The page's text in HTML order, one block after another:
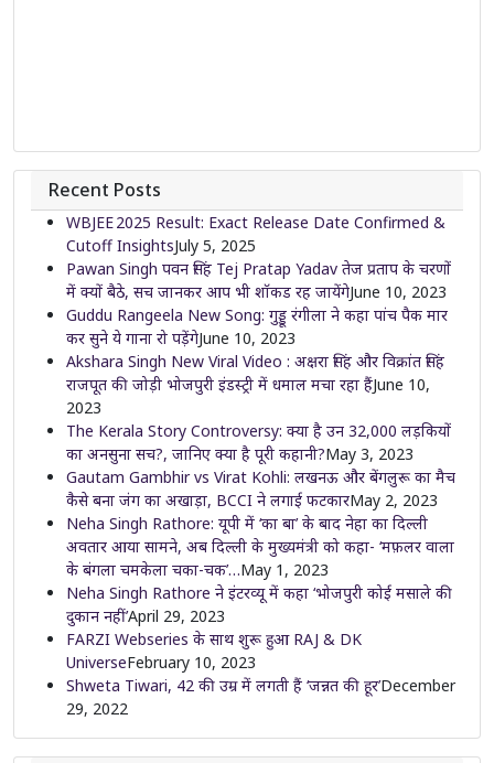
Recent Posts
WBJEE 2025 Result: Exact Release Date Confirmed &
Cutoff InsightsJuly 5, 2025
Pawan Singh पवन सिंह Tej Pratap Yadav तेज प्रताप के चरणों
में क्यों बैठे, सच जानकर आप भी शॉकड रह जायेंगेJune 10, 2023
Guddu Rangeela New Song: गुड्डू रंगीला ने कहा पांच पैक मार
कर सुने ये गाना रो पड़ेंगेJune 10, 2023
Akshara Singh New Viral Video : अक्षरा सिंह और विक्रांत सिंह
राजपूत की जोड़ी भोजपुरी इंडस्ट्री में धमाल मचा रहा हैंJune 10,
2023
The Kerala Story Controversy: क्या है उन 32,000 लड़कियों
का अनसुना सच?, जानिए क्या है पूरी कहानी?May 3, 2023
Gautam Gambhir vs Virat Kohli: लखनऊ और बेंगलुरू का मैच
कैसे बना जंग का अखाड़ा, BCCI ने लगाई फटकारMay 2, 2023
Neha Singh Rathore: यूपी में ‘का बा’ के बाद नेहा का दिल्ली
अवतार आया सामने, अब दिल्ली के मुख्यमंत्री को कहा- ‘मफ़लर वाला
के बंगला चमकेला चका-चक’…May 1, 2023
Neha Singh Rathore ने इंटरव्यू में कहा ‘भोजपुरी कोई मसाले की
दुकान नहीं’April 29, 2023
FARZI Webseries के साथ शुरू हुआ RAJ & DK
UniverseFebruary 10, 2023
Shweta Tiwari, 42 की उम्र में लगती हैं ‘जन्नत की हूर’December
29, 2022